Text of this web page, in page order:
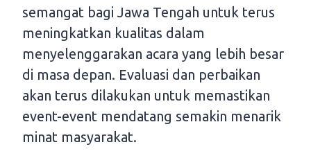
semangat bagi Jawa Tengah untuk terus
meningkatkan kualitas dalam
menyelenggarakan acara yang lebih besar
di masa depan. Evaluasi dan perbaikan
akan terus dilakukan untuk memastikan
event-event mendatang semakin menarik
minat masyarakat.